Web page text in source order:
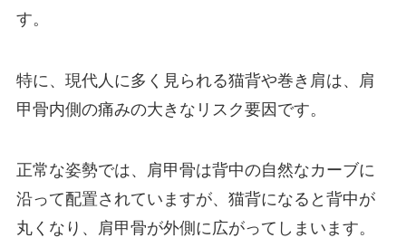
す。
特に、現代人に多く見られる猫背や巻き肩は、肩
甲骨内側の痛みの大きなリスク要因です。
正常な姿勢では、肩甲骨は背中の自然なカーブに
沿って配置されていますが、猫背になると背中が
丸くなり、肩甲骨が外側に広がってしまいます。